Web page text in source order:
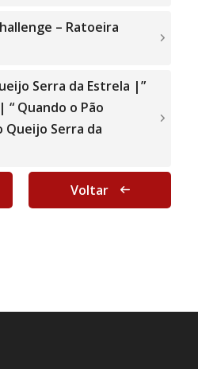
– Ratoeira
Serra da Estrela |”
“ Quando o Pão
Queijo Serra da
Voltar